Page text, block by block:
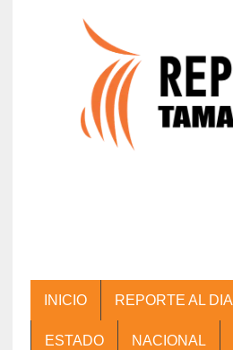
INICIO REPORTE AL DIA
ESTADO NACIONAL